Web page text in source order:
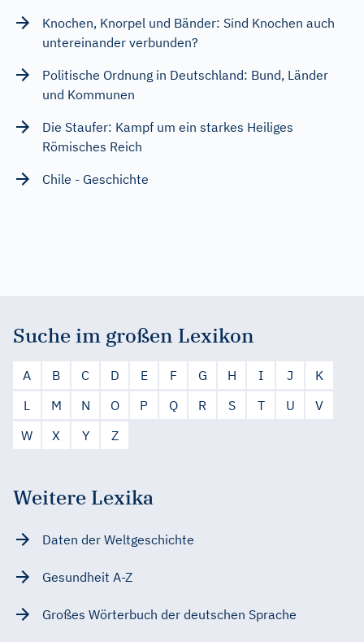
Knochen, Knorpel und Bänder: Sind Knochen auch
untereinander verbunden?
Politische Ordnung in Deutschland: Bund, Länder
und Kommunen
Die Staufer: Kampf um ein starkes Heiliges
Römisches Reich
Chile - Geschichte
Suche im großen Lexikon
A B C D E F G H I J
K
L
M N O P Q R S T U
V
W
X Y Z
Weitere Lexika
Daten der Weltgeschichte
Gesundheit A-Z
Großes Wörterbuch der deutschen Sprache